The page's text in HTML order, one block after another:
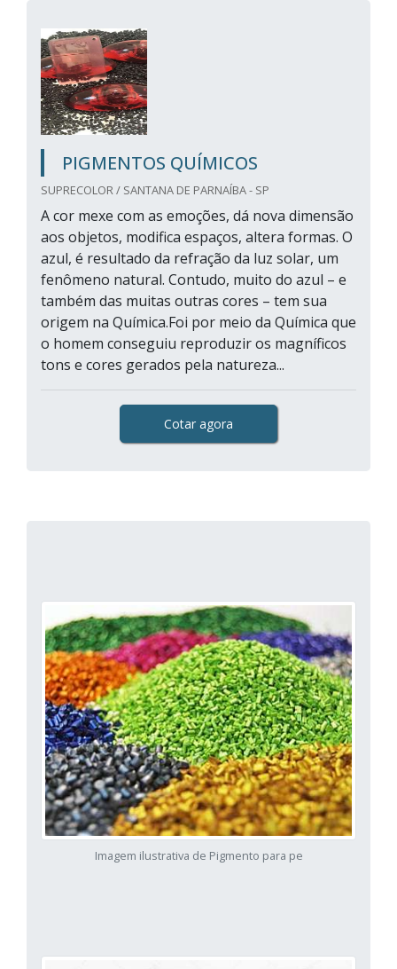
PIGMENTOS QUÍMICOS
SUPRECOLOR / SANTANA DE PARNAÍBA - SP
A cor mexe com as emoções, dá nova dimensão
aos objetos, modifica espaços, altera formas. O
azul, é resultado da refração da luz solar, um
fenômeno natural. Contudo, muito do azul – e
também das muitas outras cores – tem sua
origem na Química.Foi por meio da Química que
o homem conseguiu reproduzir os magníficos
tons e cores gerados pela natureza...
Cotar agora
Imagem ilustrativa de Pigmento para pe